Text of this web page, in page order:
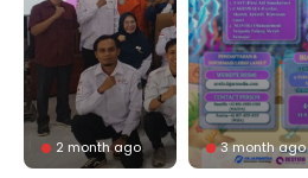
2 month ago 3 month ago